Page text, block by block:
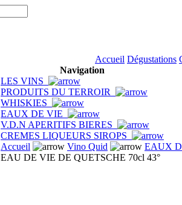
Accueil Dégustations
Navigation
LES VINS
PRODUITS DU TERROIR
WHISKIES
EAUX DE VIE
V.D.N APERITIFS BIERES
CREMES LIQUEURS SIROPS
Accueil
Vino Quid
EAUX
EAU DE VIE DE QUETSCHE 70cl 43°